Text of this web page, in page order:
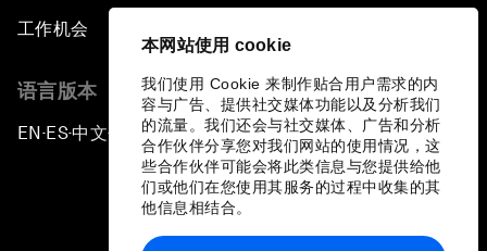
本网站使用 cookie
我们使用 Cookie 来制作贴合用户需求的内
容与广告、提供社交媒体功能以及分析我们
的流量。我们还会与社交媒体、广告和分析
合作伙伴分享您对我们网站的使用情况，这
些合作伙伴可能会将此类信息与您提供给他
们或他们在您使用其服务的过程中收集的其
他信息相结合。
工作机会
语言版本
EN ▪ES▪中文▪ 日本語